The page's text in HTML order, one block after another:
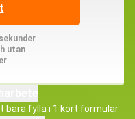
utan
bara fylla i 1 kort formulär